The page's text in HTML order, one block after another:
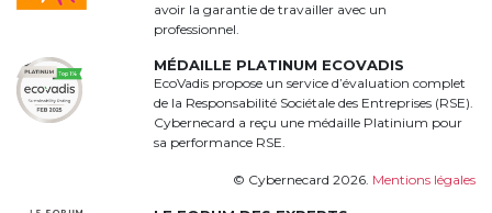
avoir la garantie de travailler avec un
professionnel.
MÉDAILLE PLATINUM ECOVADIS
EcoVadis propose un service d’évaluation complet
de la Responsabilité Sociétale des Entreprises (RSE).
Cybernecard a reçu une médaille Platinium pour
sa performance RSE.
© Cybernecard 2026. Mentions légales